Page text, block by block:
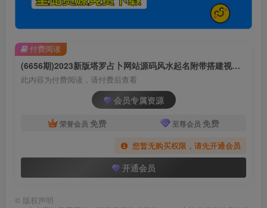
(6656期)2023新版塔罗占卜网站源码风水起名附带搭建视频及文本教程【源码+教程】
此内容为付费阅读，请付费后查看
会员专属资源
荣誉会员 免费 至尊会员 免费
您暂无购买权限，请先开通会员
开通会员
付费阅读
© 版权声明